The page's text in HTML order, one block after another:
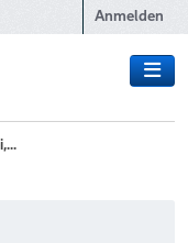
Anmelden